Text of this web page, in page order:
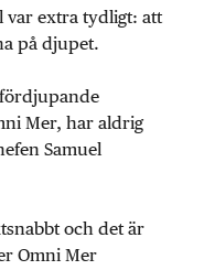
var extra tydligt: att
på djupet.
Mer, har aldrig
Samuel
och det är
Omni Mer